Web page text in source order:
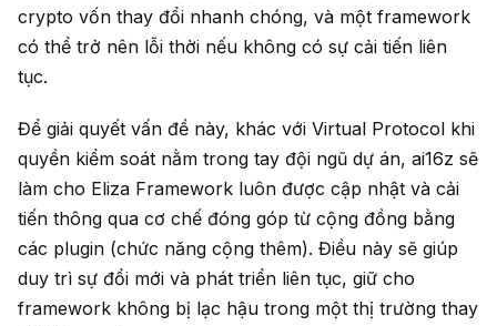
crypto vốn thay đổi nhanh chóng, và một framework
có thể trở nên lỗi thời nếu không có sự cải tiến liên
tục.
Để giải quyết vấn đề này, khác với Virtual Protocol khi
quyền kiểm soát nằm trong tay đội ngũ dự án, ai16z sẽ
làm cho Eliza Framework luôn được cập nhật và cải
tiến thông qua cơ chế đóng góp từ cộng đồng bằng
các plugin (chức năng cộng thêm). Điều này sẽ giúp
duy trì sự đổi mới và phát triển liên tục, giữ cho
framework không bị lạc hậu trong một thị trường thay